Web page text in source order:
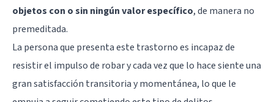
objetos con o sin ningún valor específico, de manera no
premeditada.
La persona que presenta este trastorno es incapaz de
resistir el impulso de robar y cada vez que lo hace siente una
gran satisfacción transitoria y momentánea, lo que le